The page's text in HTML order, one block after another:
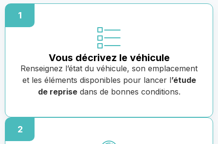
1
Vous décrivez le véhicule
Renseignez l’état du véhicule, son emplacement
et les éléments disponibles pour lancer l’étude
de reprisedans de bonnes conditions.
2